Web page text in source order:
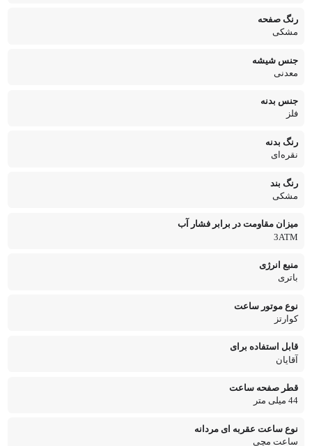
رنگ صفحه
مشکی
جنس شیشه
معدنی
جنس بدنه
فلز
رنگ بدنه
نقره‌ای
رنگ بند
مشکی
میزان مقاومت در برابر فشار آب
3ATM
منبع انرژی
باتری
نوع موتور ساعت
کوارتز
قابل استفاده برای
آقایان
قطر صفحه ساعت
44 میلی متر
نوع ساعت عقربه ای مردانه
ساعت مچی